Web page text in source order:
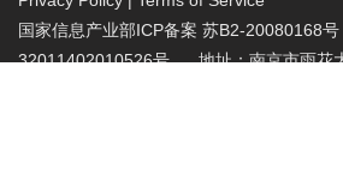
国家信息产业部ICP备案 苏B2-20080168号
32011402010526号 地址：南京市雨花